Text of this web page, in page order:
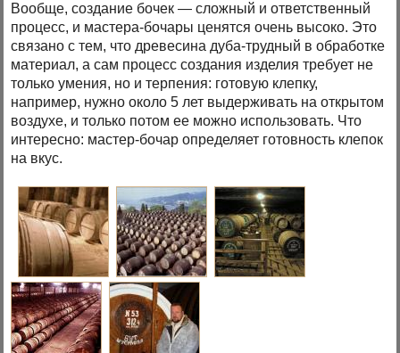
Вообще, создание бочек — сложный и ответственный
процесс, и мастера-бочары ценятся очень высоко. Это
связано с тем, что древесина дуба-трудный в обработке
материал, а сам процесс создания изделия требует не
только умения, но и терпения: готовую клепку,
например, нужно около 5 лет выдерживать на открытом
воздухе, и только потом ее можно использовать. Что
интересно: мастер-бочар определяет готовность клепок
на вкус.